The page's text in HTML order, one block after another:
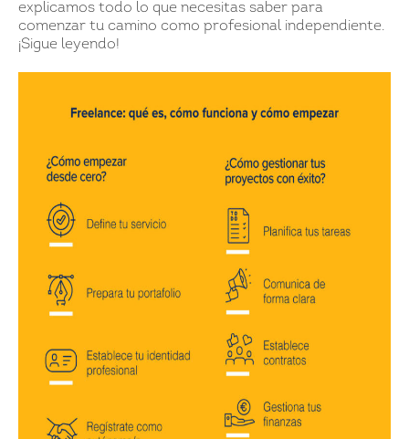
explicamos todo lo que necesitas saber para
comenzar tu camino como profesional independiente.
¡Sigue leyendo!